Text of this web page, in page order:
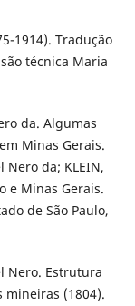
1914). Tradução
técnica Maria
da. Algumas
Minas Gerais.
Nero da; KLEIN,
e Minas Gerais.
de São Paulo,
Nero. Estrutura
mineiras (1804).